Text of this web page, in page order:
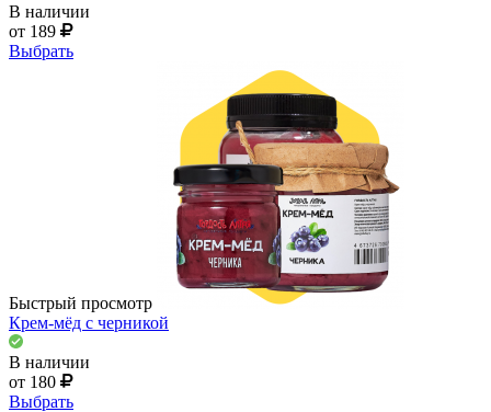
В наличии
от 189
Выбрать
Быстрый просмотр
Крем-мёд с черникой
В наличии
от 180
Выбрать